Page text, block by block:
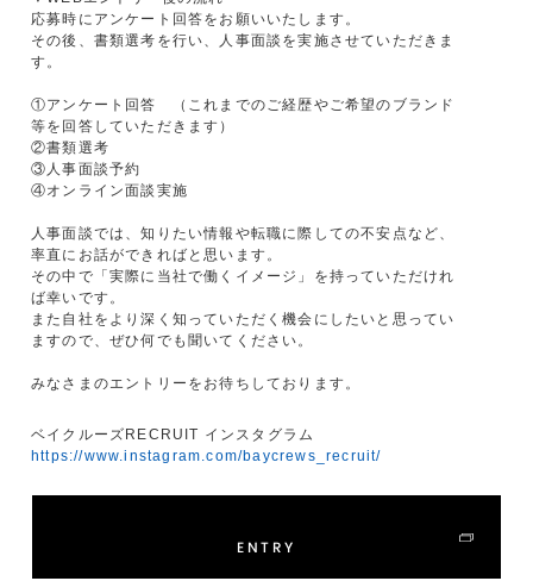
応募時にアンケート回答をお願いいたします。
その後、書類選考を行い、人事面談を実施させていただきま
す。
①アンケート回答 （これまでのご経歴やご希望のブランド
等を回答していただきます）
②書類選考
③人事面談予約
④オンライン面談実施
人事面談では、知りたい情報や転職に際しての不安点など、
率直にお話ができればと思います。
その中で「実際に当社で働くイメージ」を持っていただけれ
ば幸いです。
また自社をより深く知っていただく機会にしたいと思ってい
ますので、ぜひ何でも聞いてください。
みなさまのエントリーをお待ちしております。
ベイクルーズRECRUIT インスタグラム
https://www.instagram.com/baycrews_recruit/
ENTRY